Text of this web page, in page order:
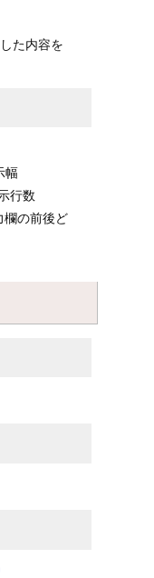
た内容を
幅
行数
の前後ど